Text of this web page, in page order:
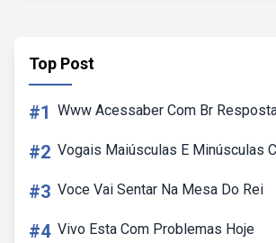
Top Post
#1 Www Acessaber Com Br
#2 Vogais Maiúsculas E Minúsculas
#3 Voce Vai Sentar Na Mesa Do Rei
#4 Vivo Esta Com Problemas Hoje